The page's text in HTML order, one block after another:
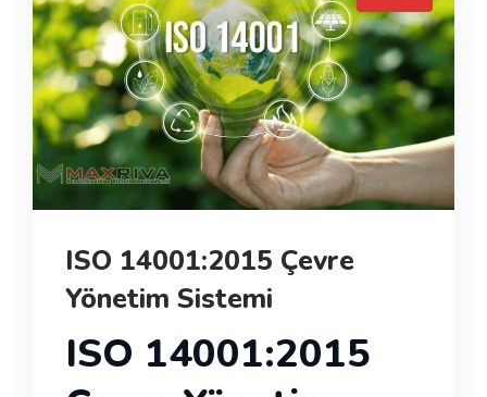
ISO 14001:2015 Çevre
Yönetim Sistemi
ISO 14001:2015